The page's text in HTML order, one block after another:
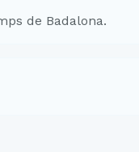
de Badalona.